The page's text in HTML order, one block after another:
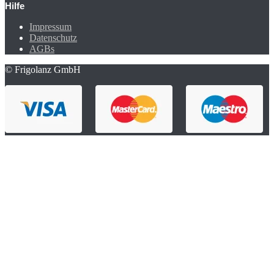
Hilfe
Impressum
Datenschutz
AGBs
© Frigolanz GmbH